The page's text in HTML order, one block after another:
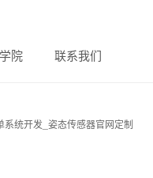
院 联系我们
系统开发_姿态传感器官网定制